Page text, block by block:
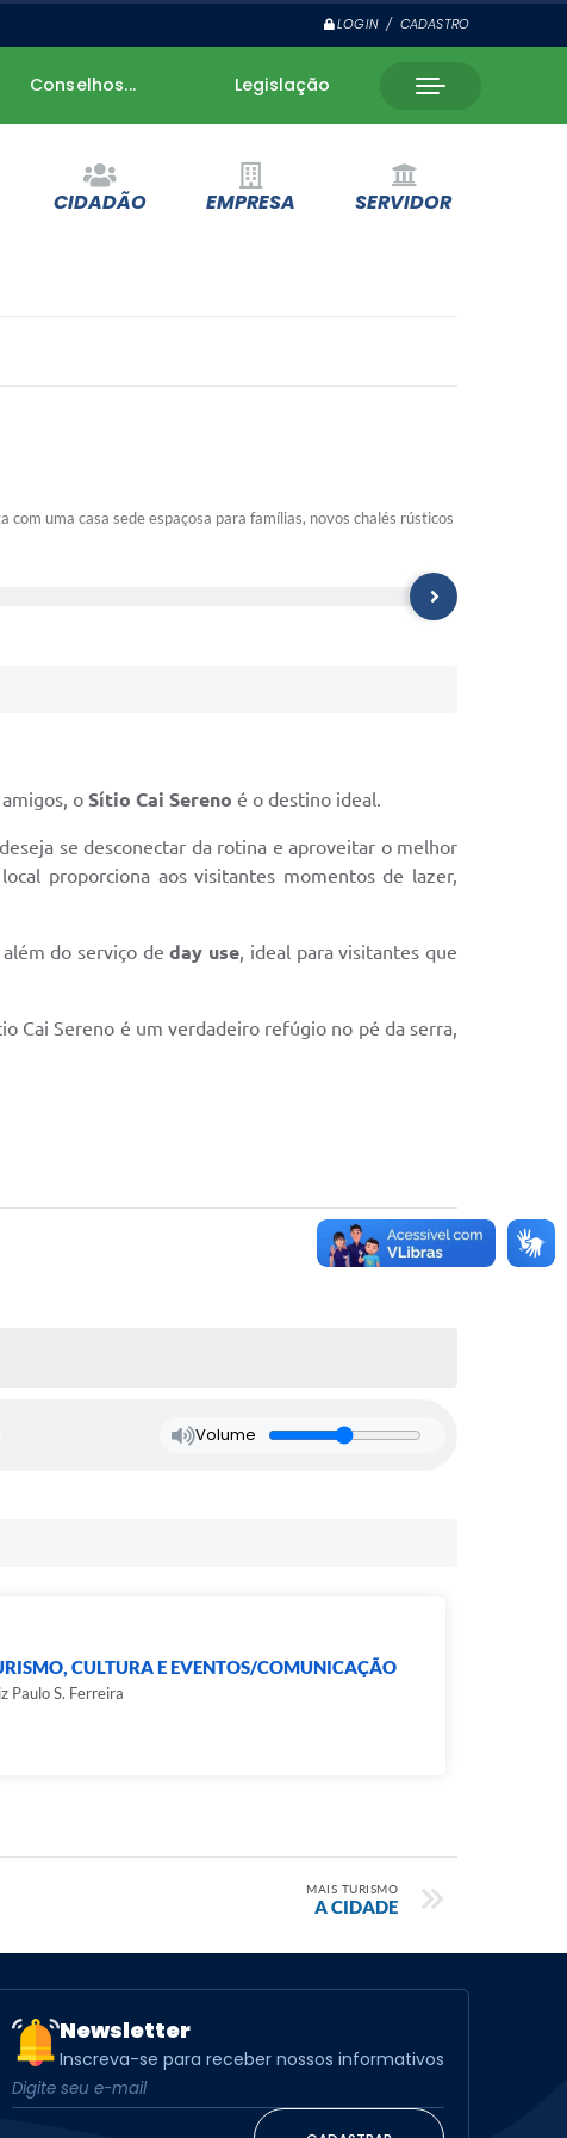
LOGIN / CADASTRO
Conselhos... Legislação
CIDADÃO EMPRESA SERVIDOR
uma casa sede espaçosa para famílias, novos chalés rústicos
o Sítio Cai Sereno é o destino ideal.
se desconectar da rotina e aproveitar o melhor
proporciona aos visitantes momentos de lazer,
além do serviço deday use, ideal para visitantes que
Cai Sereno é um verdadeiro refúgio no pé da serra,
Volume
CULTURA E EVENTOS/COMUNICAÇÃO
Paulo S. Ferreira
MAIS TURISMO
A CIDADE
Newsletter
Inscreva-se para receber nossos informativos